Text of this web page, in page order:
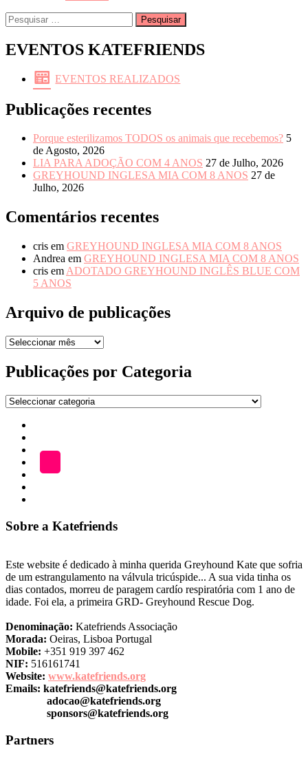
Pesquisar
por:
EVENTOS KATEFRIENDS
EVENTOS REALIZADOS
Publicações recentes
Porque esterilizamos TODOS os animais que recebemos? 5
de Agosto, 2026
LIA PARA ADOÇÃO COM 4 ANOS 27 de Julho, 2026
GREYHOUND INGLESA MIA COM 8 ANOS 27 de
Julho, 2026
Comentários recentes
cris em GREYHOUND INGLESA MIA COM 8 ANOS
Andrea em GREYHOUND INGLESA MIA COM 8 ANOS
cris em ADOTADO GREYHOUND INGLÊS BLUE COM
5 ANOS
Arquivo de publicações
Arquivo
publicações
Publicações por Categoria
Publicações
Categoria
ADOÇÃO
LOJA
Sobre a Katefriends
Este website é dedicado à minha querida Greyhound Kate que sofria
de um estrangulamento na válvula tricúspide... A sua vida tinha os
dias contados, morreu de paragem cardío respiratória com 1 ano de
idade. Foi ela, a primeira GRD- Greyhound Rescue Dog.
Denominação: Katefriends Associação
Morada: Oeiras, Lisboa Portugal
Mobile: +351 919 397 462
NIF: 516161741
Website: www.katefriends.org
Emails: katefriends@katefriends.org
adocao@katefriends.org
sponsors@katefriends.org
Partners